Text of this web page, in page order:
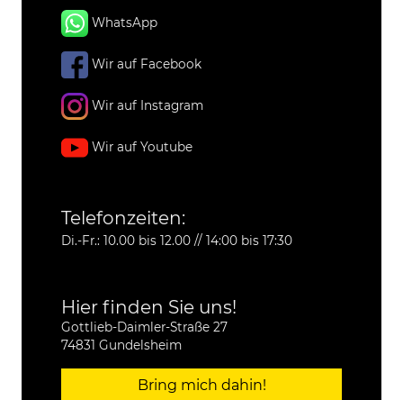
WhatsApp
Wir auf Facebook
Wir auf Instagram
Wir auf Youtube
Telefonzeiten:
Di.-Fr.: 10.00 bis 12.00 // 14:00 bis 17:30
Hier finden Sie uns!
Gottlieb-Daimler-Straße 27
74831 Gundelsheim
Bring mich dahin!